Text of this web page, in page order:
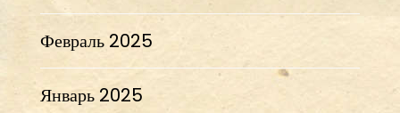
Февраль 2025
Январь 2025